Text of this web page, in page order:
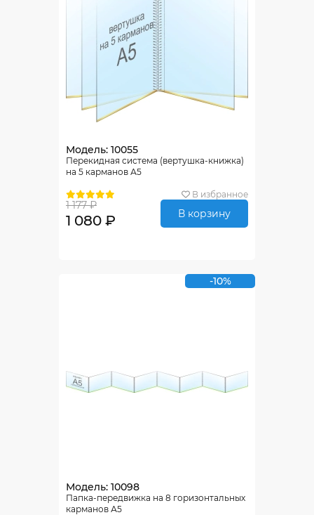
Модель: 10055
Перекидная система (вертушка-книжка)
на 5 карманов А5
В избранное
1 177 ₽
1 080 ₽ В корзину
-10%
Модель: 10098
Папка-передвижка на 8 горизонтальных
карманов А5